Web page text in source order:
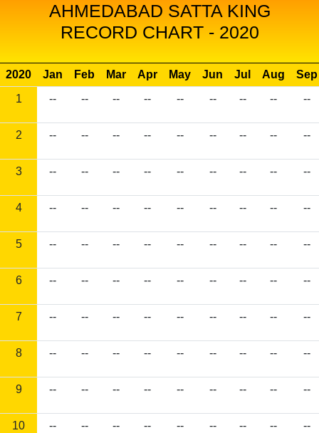
AHMEDABAD SATTA KING
RECORD CHART - 2020
2020 Jan Feb Mar Apr May Jun Jul Aug
Sep
1
-- -- -- -- -- -- -- -- --
2 -- -- -- -- -- -- -- -- --
3 -- -- -- -- -- -- -- -- --
4 -- -- -- -- -- -- -- -- --
5 -- -- -- -- -- -- -- -- --
6 -- -- -- -- -- -- -- -- --
7 -- -- -- -- -- -- -- -- --
8 -- -- -- -- -- -- -- -- --
9 -- -- -- -- -- -- -- -- --
10 -- -- -- -- -- -- -- -- --